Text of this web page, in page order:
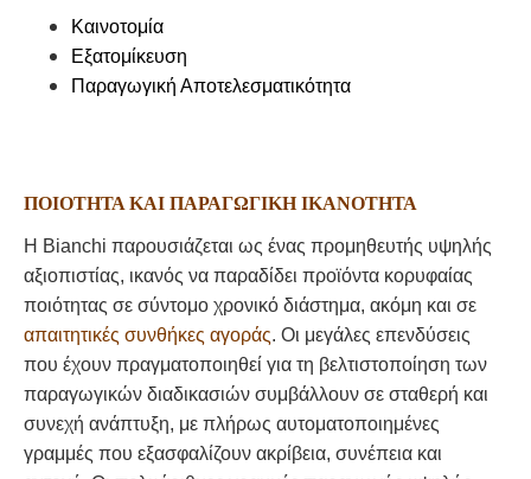
Καινοτομία
Εξατομίκευση
Παραγωγική Αποτελεσματικότητα
ΠΟΙΌΤΗΤΑ ΚΑΙ ΠΑΡΑΓΩΓΙΚΉ ΙΚΑΝΌΤΗΤΑ
Η Bianchi παρουσιάζεται ως ένας προμηθευτής υψηλής
αξιοπιστίας, ικανός να παραδίδει προϊόντα κορυφαίας
ποιότητας σε σύντομο χρονικό διάστημα, ακόμη και σε
απαιτητικές συνθήκες αγοράς. Οι μεγάλες επενδύσεις
που έχουν πραγματοποιηθεί για τη βελτιστοποίηση των
παραγωγικών διαδικασιών συμβάλλουν σε σταθερή και
συνεχή ανάπτυξη, με πλήρως αυτοματοποιημένες
γραμμές που εξασφαλίζουν ακρίβεια, συνέπεια και